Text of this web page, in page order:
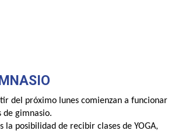
del próximo lunes comienzan a funcionar
de gimnasio.
la posibilidad de recibir clases de YOGA,